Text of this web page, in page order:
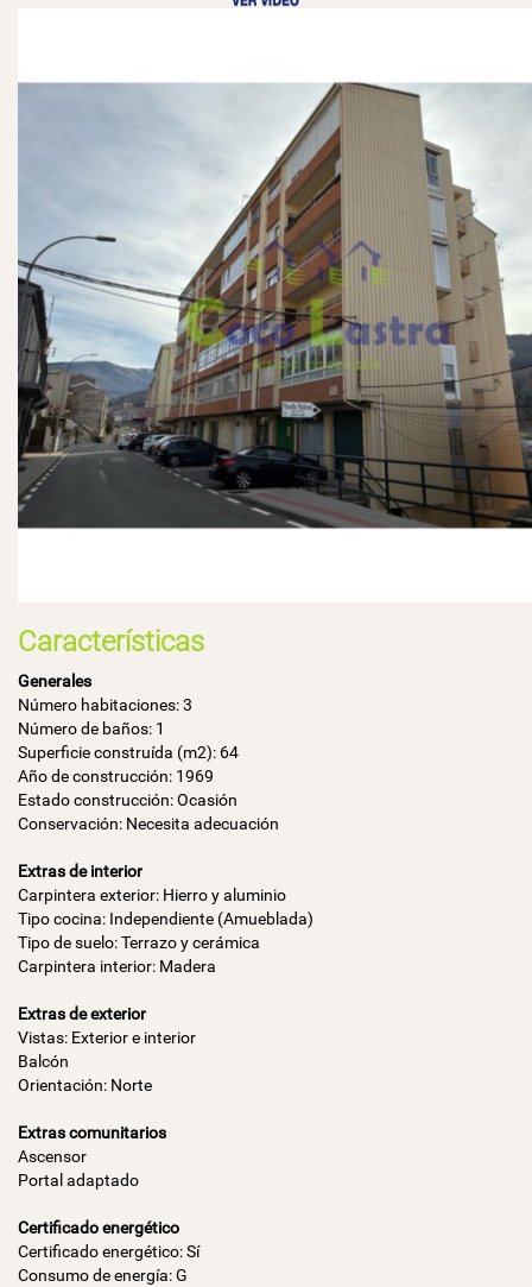
Características
Generales
Número habitaciones: 3
Número de baños: 1
Superficie construída (m2): 64
Año de construcción: 1969
Estado construcción: Ocasión
Conservación: Necesita adecuación
Extras de interior
Carpintera exterior: Hierro y aluminio
Tipo cocina: Independiente (Amueblada)
Tipo de suelo: Terrazo y cerámica
Carpintera interior: Madera
Extras de exterior
Vistas: Exterior e interior
Balcón
Orientación: Norte
Extras comunitarios
Ascensor
Portal adaptado
Certificado energético
Certificado energético: Sí
Consumo de energía: G